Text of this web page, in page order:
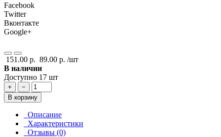
Facebook
Twitter
Вконтакте
Google+
151.00 р. 89.00 р. /шт
В наличии
Доступно 17 шт
+
−
В корзину
Описание
Характеристики
Отзывы (0)